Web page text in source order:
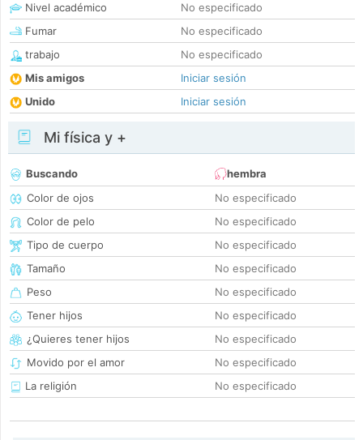
Nivel académico
No especificado
Fumar
No especificado
trabajo
No especificado
Mis amigos
Iniciar sesión
Unido
Iniciar sesión
Mi física y +
Buscando
hembra
Color de ojos
No especificado
Color de pelo
No especificado
Tipo de cuerpo
No especificado
Tamaño
No especificado
Peso
No especificado
Tener hijos
No especificado
¿Quieres tener hijos
No especificado
Movido por el amor
No especificado
La religión
No especificado